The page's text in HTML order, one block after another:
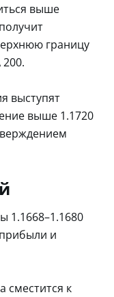
выше
границу
выступят
выше 1.1720
1.1668–1.1680
и
сместится к